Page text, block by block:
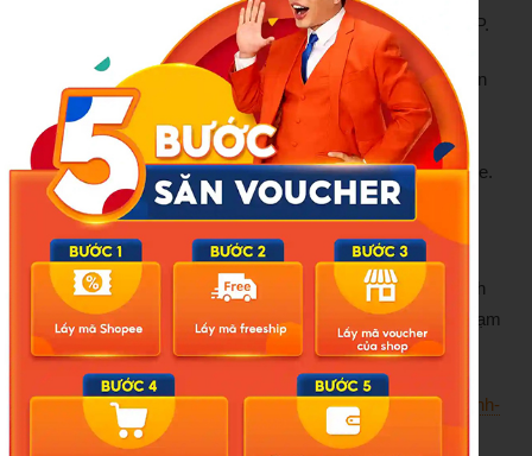
chính thức bị bãi bỏ toàn bộ theo Nghị định 81/2026/NĐ-CP.
Theo quy định hiện hành, các hành vi vi phạm về trật tự, an
toàn giao thông trong lĩnh vực đường bộ sẽ được xử phạt
theo các nghị định chuyên ngành về giao thông đường bộ,
trong đó có cơ chế trừ điểm, phục hồi điểm giấy phép lái xe.
Đối với các hành vi vi phạm thuộc những lĩnh vực quản lý
nhà nước khác có liên quan đến giao thông đường bộ,
đường sắt nhưng không được quy định trong các nghị định
này, việc xử lý sẽ căn cứ theo các nghị định xử phạt vi phạm
hành chính tương ứng của từng lĩnh vực.
Nguồn:https://laodong.vn/thoi-su/chinh-phu-bai-bo-nghi-dinh-
100-xu-phat-vi-pham-giao-thong-tu-ngay-155-1675159.ldo